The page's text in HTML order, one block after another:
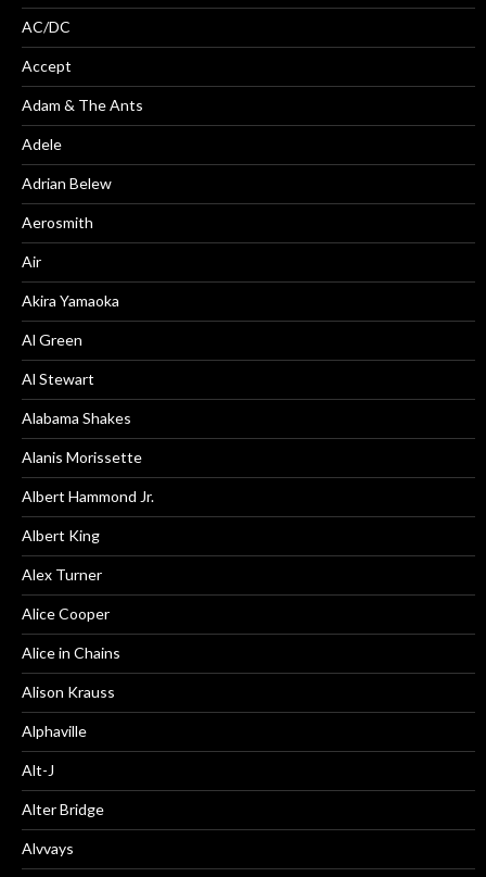
AC/DC
Accept
Adam & The Ants
Adele
Adrian Belew
Aerosmith
Air
Akira Yamaoka
Al Green
Al Stewart
Alabama Shakes
Alanis Morissette
Albert Hammond Jr.
Albert King
Alex Turner
Alice Cooper
Alice in Chains
Alison Krauss
Alphaville
Alt-J
Alter Bridge
Alvvays